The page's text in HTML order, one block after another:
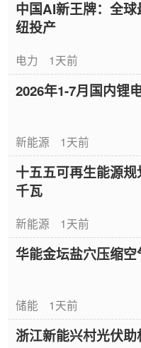
中国AI新王牌：全
纽投产
电力 1天前
2026年1-7月国内锂
新能源 1天前
十五五可再生能源
千瓦
新能源 1天前
华能金坛盐穴压缩
储能 1天前
浙江新能兴村光伏